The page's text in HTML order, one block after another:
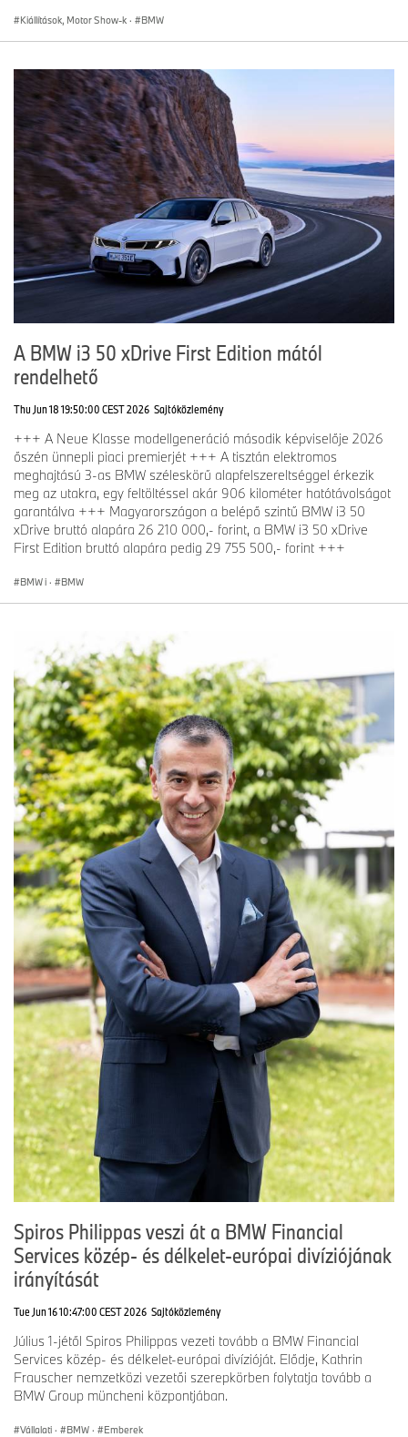
Kiállítások, Motor Show-k · BMW
A BMW i3 50 xDrive First Edition mától
rendelhető
Thu Jun 18 19:50:00 CEST 2026 Sajtóközlemény
+++ A Neue Klasse modellgeneráció második képviselője 2026
őszén ünnepli piaci premierjét +++ A tisztán elektromos
meghajtású 3-as BMW széleskörű alapfelszereltséggel érkezik
meg az utakra, egy feltöltéssel akár 906 kilométer hatótávolságot
garantálva +++ Magyarországon a belépő szintű BMW i3 50
xDrive bruttó alapára 26 210 000,- forint, a BMW i3 50 xDrive
First Edition bruttó alapára pedig 29 755 500,- forint +++
BMW i · BMW
Spiros Philippas veszi át a BMW Financial
Services közép- és délkelet-európai divíziójának
irányítását
Tue Jun 16 10:47:00 CEST 2026 Sajtóközlemény
Július 1-jétől Spiros Philippas vezeti tovább a BMW Financial
Services közép- és délkelet-európai divízióját. Elődje, Kathrin
Frauscher nemzetközi vezetői szerepkörben folytatja tovább a
BMW Group müncheni központjában.
Vállalati · BMW · Emberek